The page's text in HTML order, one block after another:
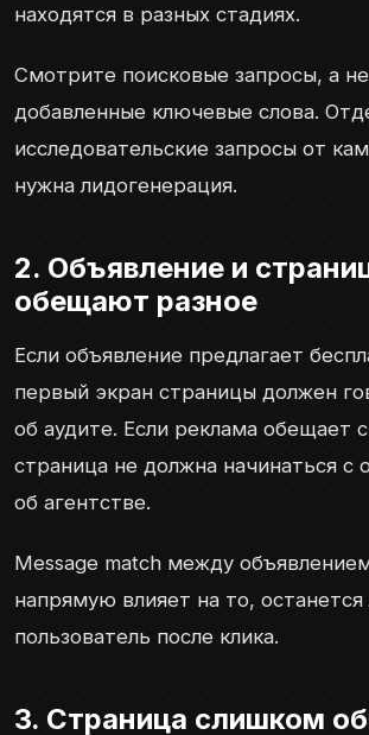
находятся в разных стадиях.
Смотрите поисковые запросы, а
добавленные ключевые слова.
исследовательские запросы от
нужна лидогенерация.
2. Объявление и
обещают разное
Если объявление предлагает
первый экран страницы должен
об аудите. Если реклама обещает
страница не должна начинаться с
об агентстве.
Message match между
напрямую влияет на то, останется
пользователь после клика.
3. Страница слишком